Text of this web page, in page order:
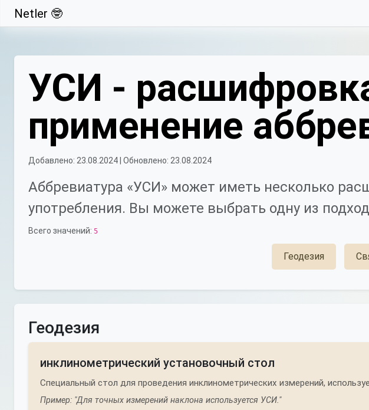
Свернуть
Netler 🤓
УСИ -
применение
Добавлено: 23.08.2024 | Обновлено: 23.08.2024
Аббревиатура «УСИ» может иметь несколько
употребления. Вы можете выбрать одну из
Всего значений: 5
Геодезия
Геодезия
инклинометрический установочный стол
Специальный стол для проведения инклинометрических измерений,
Пример: "Для точных измерений наклона используется УСИ."